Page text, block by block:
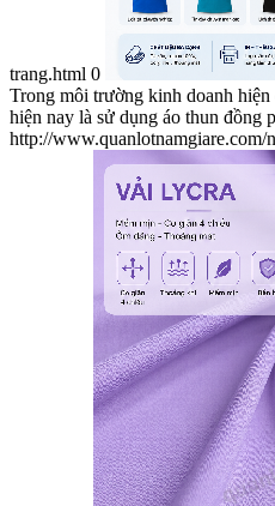
trang.html 0
Trong môi trường kinh doanh
hiện nay là sử dụng áo thun đồng
http://www.quanlotnamgiare.com/